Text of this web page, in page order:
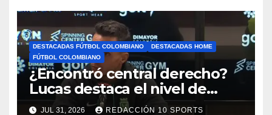
DESTACADAS FÚTBOL COLOMBIANO
DESTACADAS HOME
FÚTBOL COLOMBIANO
¿Encontró central derecho?
Lucas destaca el nivel de
Néider Parra
JUL 31, 2026 REDACCIÓN 10 SPORTS